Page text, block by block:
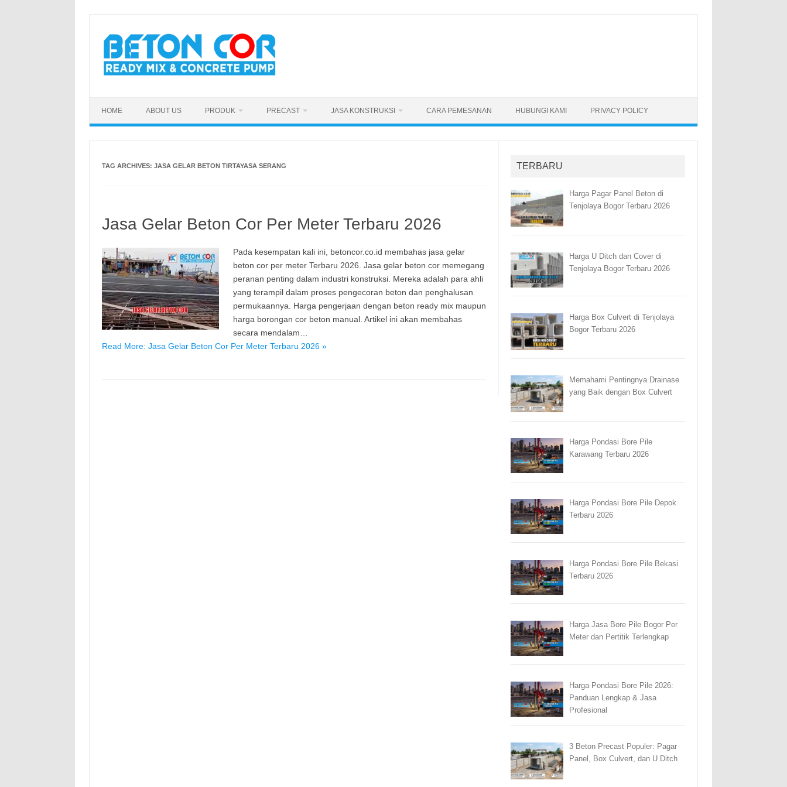
content
HOME ABOUT US PRODUK PRECAST JASA KONSTRUKSI CARA PEMESANAN HUBUNGI KAMI PRIVACY POLICY
TAG ARCHIVES: JASA GELAR BETON TIRTAYASA SERANG
Jasa Gelar Beton Cor Per Meter Terbaru 2026
Pada kesempatan kali ini, betoncor.co.id membahas jasa gelar
beton cor per meter Terbaru 2026. Jasa gelar beton cor memegang
peranan penting dalam industri konstruksi. Mereka adalah para ahli
yang terampil dalam proses pengecoran beton dan penghalusan
permukaannya. Harga pengerjaan dengan beton ready mix maupun
harga borongan cor beton manual. Artikel ini akan membahas
secara mendalam…
Read More: Jasa Gelar Beton Cor Per Meter Terbaru 2026 »
TERBARU
Harga Pagar Panel Beton di
Tenjolaya Bogor Terbaru 2026
Harga U Ditch dan Cover di
Tenjolaya Bogor Terbaru 2026
Harga Box Culvert di Tenjolaya
Bogor Terbaru 2026
Memahami Pentingnya Drainase
yang Baik dengan Box Culvert
Harga Pondasi Bore Pile
Karawang Terbaru 2026
Harga Pondasi Bore Pile Depok
Terbaru 2026
Harga Pondasi Bore Pile Bekasi
Terbaru 2026
Harga Jasa Bore Pile Bogor Per
Meter dan Pertitik Terlengkap
Harga Pondasi Bore Pile 2026:
Panduan Lengkap & Jasa
Profesional
3 Beton Precast Populer: Pagar
Panel, Box Culvert, dan U Ditch